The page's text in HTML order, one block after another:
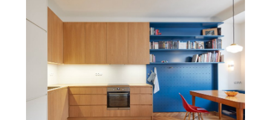
PRODUKTY
Funkční čisticí rohože Coral - Forbo